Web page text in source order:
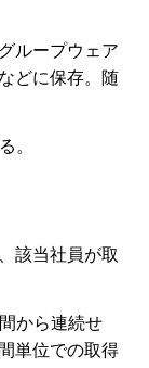
ループウェア
どに保存。随
。
該当社員が取
から連続せ
単位での取得